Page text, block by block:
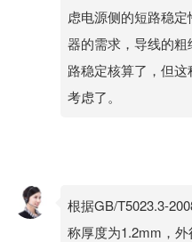
虑电源侧的短路稳
器的需求，导线的
路稳定核算了，但
考虑了。
根据GB/T5023.3-
称厚度为1.2mm，